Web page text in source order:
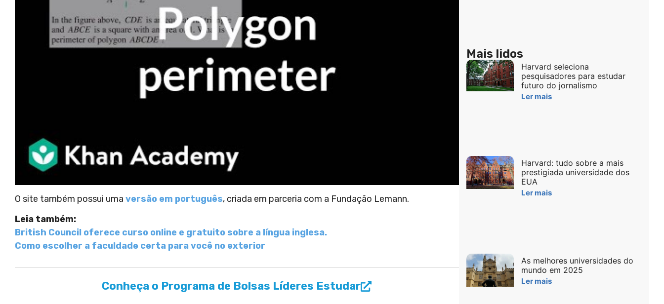
O site também possui uma versão em português, criada em parceria com a Fundação Lemann.
Leia também:
British Council oferece curso online e gratuito sobre a língua inglesa.
Como escolher a faculdade certa para você no exterior
Conheça o Programa de Bolsas Líderes Estudar
Mais lidos
Harvard seleciona
pesquisadores para estudar
futuro do jornalismo
Ler mais
Harvard: tudo sobre a mais
prestigiada universidade dos
EUA
Ler mais
As melhores universidades do
mundo em 2025
Ler mais